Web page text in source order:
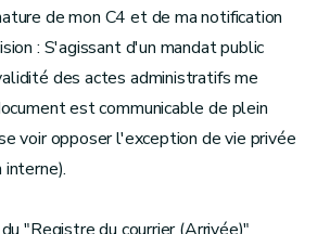
de mon C4 et de ma notification
: S'agissant d'un mandat public
des actes administratifs me
est communicable de plein
voir opposer l'exception de vie privée